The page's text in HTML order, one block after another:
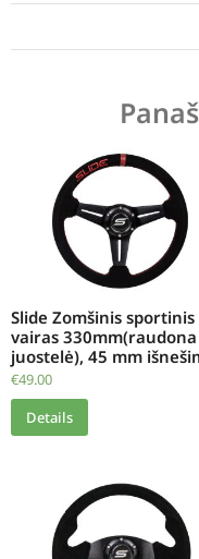
Slide Zomšinis sportinis
vairas 330mm(raudona
juostelė), 45 mm
€49.00
Details